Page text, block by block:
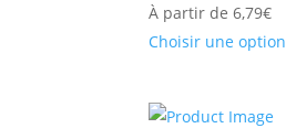
À partir de6,79€
Choisir une option